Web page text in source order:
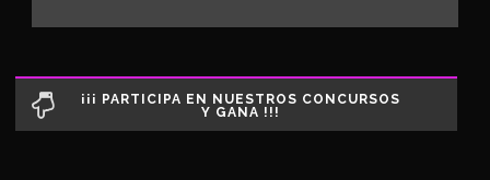
¡¡¡ PARTICIPA EN NUESTROS CONCURSOS
Y GANA !!!